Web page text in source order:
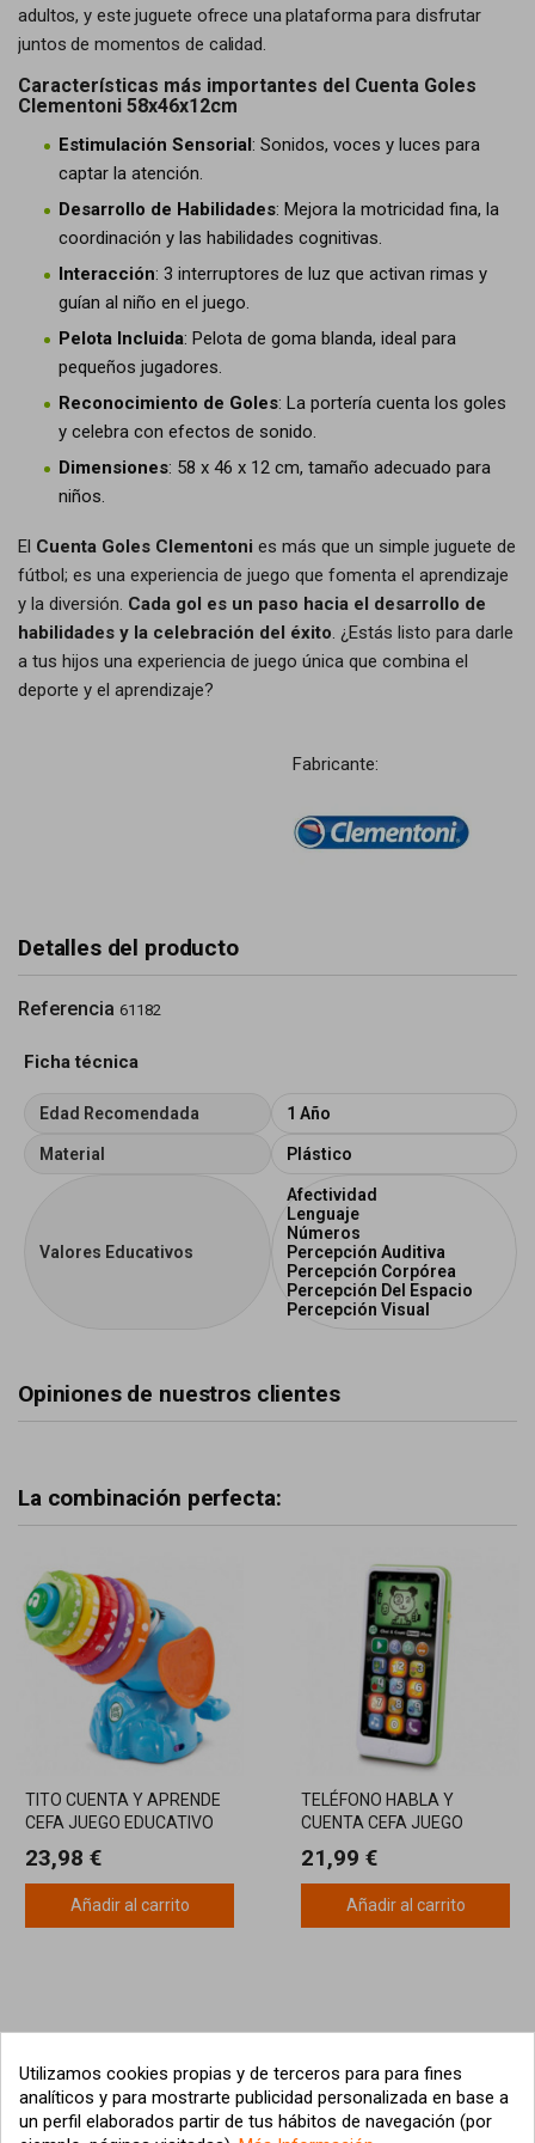
adultos, y este juguete ofrece una plataforma para disfrutar
juntos de momentos de calidad.
Características más importantes del Cuenta Goles
Clementoni 58x46x12cm
Estimulación Sensorial: Sonidos, voces y luces para
captar la atención.
Desarrollo de Habilidades: Mejora la motricidad fina, la
coordinación y las habilidades cognitivas.
Interacción: 3 interruptores de luz que activan rimas y
guían al niño en el juego.
Pelota Incluida: Pelota de goma blanda, ideal para
pequeños jugadores.
Reconocimiento de Goles: La portería cuenta los goles
y celebra con efectos de sonido.
Dimensiones: 58 x 46 x 12 cm, tamaño adecuado para
niños.
El Cuenta Goles Clementoni es más que un simple juguete de
fútbol; es una experiencia de juego que fomenta el aprendizaje
y la diversión. Cada gol es un paso hacia el desarrollo de
habilidades y la celebración del éxito. ¿Estás listo para darle
a tus hijos una experiencia de juego única que combina el
deporte y el aprendizaje?
Fabricante:
Detalles del producto
Referencia 61182
Ficha técnica
Edad Recomendada 1 Año
Material Plástico
Valores Educativos
Afectividad
Lenguaje
Números
Percepción Auditiva
Percepción Corpórea
Percepción Del Espacio
Percepción Visual
Opiniones de nuestros clientes
La combinación perfecta:
TITO CUENTA Y APRENDE
CEFA JUEGO EDUCATIVO
23,98 €
Añadir al carrito
TELÉFONO HABLA Y
CUENTA CEFA JUEGO
21,99 €
Añadir al carrito
Utilizamos cookies propias y de terceros para para fines
analíticos y para mostrarte publicidad personalizada en base a
un perfil elaborados partir de tus hábitos de navegación (por